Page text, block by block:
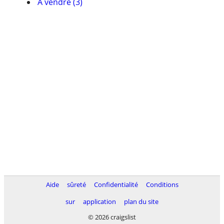
Aide sûreté Confidentialité
Conditions
sur
application
plan du site
© 2026 craigslist